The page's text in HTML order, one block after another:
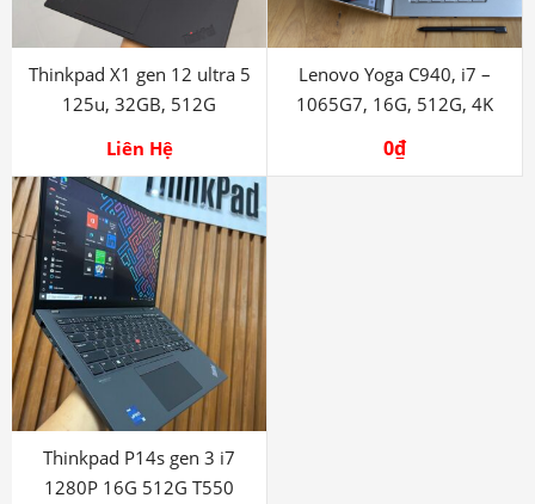
Thinkpad X1 gen 12 ultra 5
125u, 32GB, 512G
Liên Hệ
Lenovo Yoga C940, i7 –
1065G7, 16G, 512G, 4K
0₫
Thinkpad P14s gen 3 i7
1280P 16G 512G T550